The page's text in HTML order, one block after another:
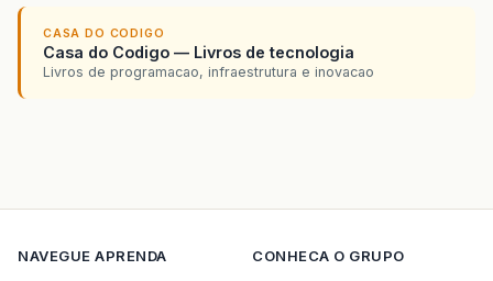
CASA DO CODIGO
Casa do Codigo — Livros de tecnologia
Livros de programacao, infraestrutura e inovacao
NAVEGUE APRENDA CONHECA O GRUPO